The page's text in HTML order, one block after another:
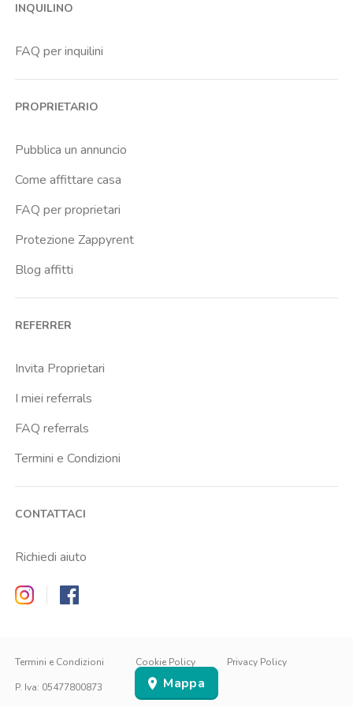
EN
ACCEDI
San Vitale
Mappa
INQUILINO
FAQ per inquilini
PROPRIETARIO
Pubblica un annuncio
Come affittare casa
FAQ per proprietari
Protezione Zappyrent
Blog affitti
REFERRER
Invita Proprietari
I miei referrals
FAQ referrals
Termini e Condizioni
CONTATTACI
Richiedi aiuto
Zappyrent on Instagram
Zappyrent on Facebook
Termini e Condizioni Cookie Policy
Privacy Policy
P. Iva: 05477800873